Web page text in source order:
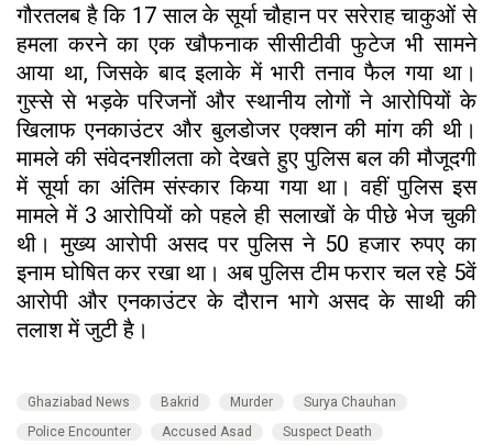
गौरतलब है कि 17 साल के सूर्या चौहान पर सरेराह चाकुओं से
हमला करने का एक खौफनाक सीसीटीवी फुटेज भी सामने
आया था, जिसके बाद इलाके में भारी तनाव फैल गया था।
गुस्से से भड़के परिजनों और स्थानीय लोगों ने आरोपियों के
खिलाफ एनकाउंटर और बुलडोजर एक्शन की मांग की थी।
मामले की संवेदनशीलता को देखते हुए पुलिस बल की मौजूदगी
में सूर्या का अंतिम संस्कार किया गया था। वहीं पुलिस इस
मामले में 3 आरोपियों को पहले ही सलाखों के पीछे भेज चुकी
थी। मुख्य आरोपी असद पर पुलिस ने 50 हजार रुपए का
इनाम घोषित कर रखा था। अब पुलिस टीम फरार चल रहे 5वें
आरोपी और एनकाउंटर के दौरान भागे असद के साथी की
तलाश में जुटी है।
Ghaziabad News Bakrid Murder
Surya Chauhan
Police Encounter
Accused Asad Suspect Death